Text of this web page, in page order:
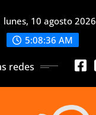
lunes, 10 agosto 2026
5:08:37 AM
redes